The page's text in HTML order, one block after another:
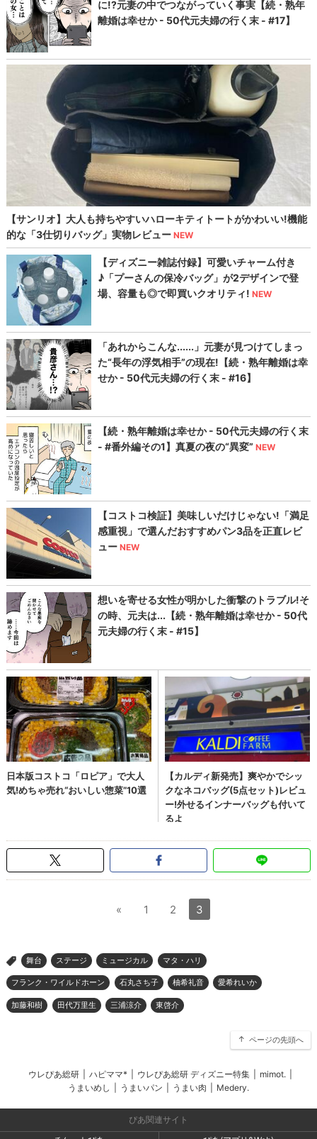
« 1 2 3
> 舞台 ステージ ミュージカル マタ・ハリ
フランク・ワイルドホーン 石丸さち子 柚希礼音 愛希れいか
加藤和樹 田代万里生 三浦涼介 東啓介
ページの先頭へ
ウレぴあ総研 ハピママ* ウレぴあ総研 ディズニー特集 mimot.
うまいめし
うまいパン うまい肉 Medery.
ぴあ関連サイト